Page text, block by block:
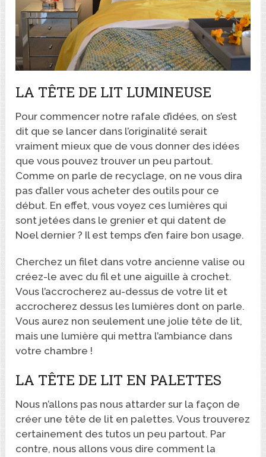
LA TÊTE DE LIT LUMINEUSE
Pour commencer notre rafale d’idées, on s’est
dit que se lancer dans l’originalité serait
vraiment mieux que de vous donner des idées
que vous pouvez trouver un peu partout.
Comme on parle de recyclage, on ne vous dira
pas d’aller vous acheter des outils pour ce
début. En effet, vous voyez ces lumières qui
sont jetées dans le grenier et qui datent de
Noel dernier ? Il est temps d’en faire bon usage.
Cherchez un filet dans votre ancienne valise ou
créez-le avec du fil et une aiguille à crochet.
Vous l’accrocherez au-dessus de votre lit et
accrocherez dessus les lumières dont on parle.
Vous aurez non seulement une jolie tête de lit,
mais une lumière qui mettra l’ambiance dans
votre chambre !
LA TÊTE DE LIT EN PALETTES
Nous n’allons pas nous attarder sur la façon de
créer une tête de lit en palettes. Vous trouverez
certainement des tutos un peu partout. Par
contre, nous allons vous dire comment la